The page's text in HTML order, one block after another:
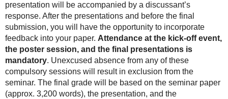
presentation will be accompanied by a discussant’s
response. After the presentations and before the final
submission, you will have the opportunity to incorporate
feedback into your paper. Attendance at the kick-off event,
the poster session, and the final presentations is
mandatory. Unexcused absence from any of these
compulsory sessions will result in exclusion from the
seminar. The final grade will be based on the seminar paper
(approx. 3,200 words), the presentation, and the